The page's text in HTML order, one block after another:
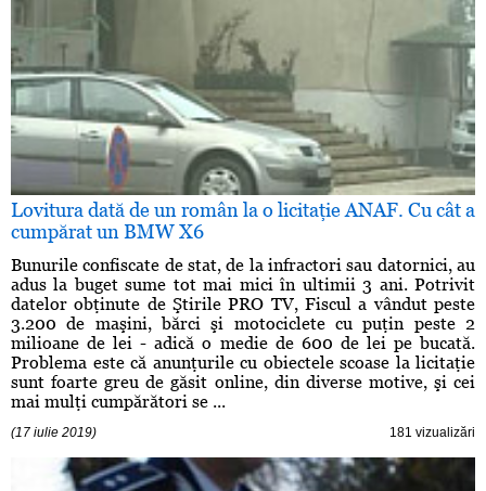
Lovitura dată de un român la o licitaţie ANAF. Cu cât a
cumpărat un BMW X6
Bunurile confiscate de stat, de la infractori sau datornici, au
adus la buget sume tot mai mici în ultimii 3 ani. Potrivit
datelor obţinute de Ştirile PRO TV, Fiscul a vândut peste
3.200 de maşini, bărci şi motociclete cu puţin peste 2
milioane de lei - adică o medie de 600 de lei pe bucată.
Problema este că anunţurile cu obiectele scoase la licitaţie
sunt foarte greu de găsit online, din diverse motive, şi cei
mai mulţi cumpărători se ...
(17 iulie 2019) 181 vizualizări